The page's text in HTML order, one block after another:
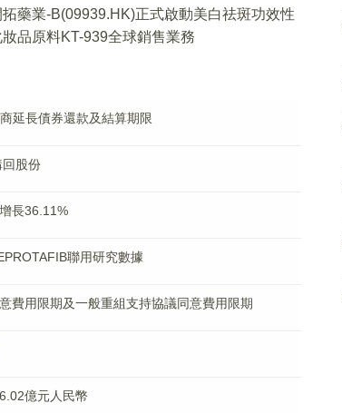
拓藥業-B(09939.HK)正式啟動美白祛斑功效性
妝品原料KT-939全球銷售業務
延長債券還款及結算期限
股份
長36.11%
聯用研究數據
費用限期及一般重組支持協議同意費用限期
億元人民幣